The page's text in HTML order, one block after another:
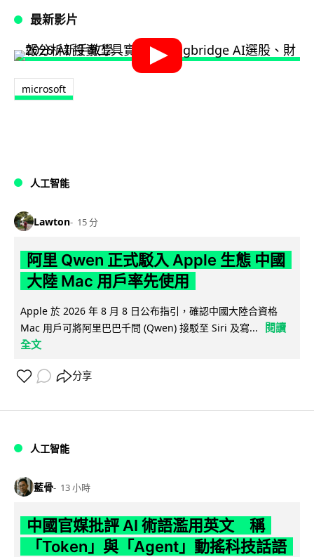
最新影片
microsoft
人工智能
Lawton 15 分
阿里 Qwen 正式駁入 Apple 生態 中國
大陸 Mac 用戶率先使用
Apple 於 2026 年 8 月 8 日公布指引，確認中國大陸合資格
Mac 用戶可將阿里巴巴千問 (Qwen) 接駁至 Siri 及寫...
閱讀
全文
分享
人工智能
藍骨 13 小時
中國官媒批評 AI 術語濫用英文 稱
「Token」與「Agent」動搖科技話語